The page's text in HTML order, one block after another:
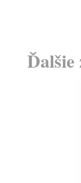
Ďalšie